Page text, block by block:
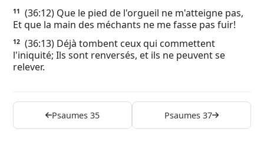
11
(36:12) Que le pied de l'orgueil ne m'atteigne pas,
Et que la main des méchants ne me fasse pas fuir!
12 (36:13) Déjà tombent ceux qui commettent
l'iniquité; Ils sont renversés, et ils ne peuvent se
relever.
Psaumes 35 Psaumes 37